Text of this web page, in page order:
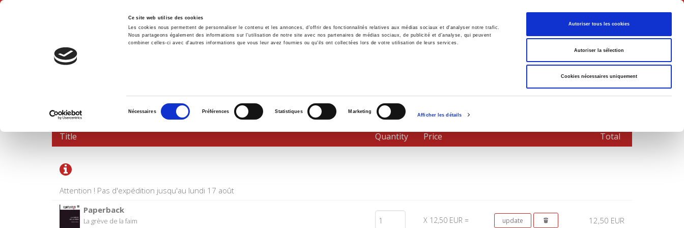
Ce site web utilise des cookies
Les cookies nous permettent de personnaliser le contenu et les annonces, d'offrir des fonctionnalités relatives aux médias sociaux et d'analyser notre trafic.
Nous partageons également des informations sur l'utilisation de notre site avec nos partenaires de médias sociaux, de publicité et d'analyse, qui peuvent
combiner celles-ci avec d'autres informations que vous leur avez fournies ou qu'ils ont collectées lors de votre utilisation de leurs services.
consentement
Nécessaires Préférences Statistiques Marketing
Afficher les détails
Autoriser tous les cookies
Autoriser la sélection
Cookies nécessaires uniquement
English
Home Environment History International Politics
SHOPPING CART
Attention ! Pas d'expédition jusqu'au lundi 17 août
Title Quantity Price Total
Paperback
La grève de la faim
X 12,50 EUR = 12,50 EUR